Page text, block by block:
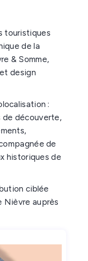
touristiques
de la
& Somme,
design
:
découverte,
de
historiques de
ciblée
Nièvre auprès